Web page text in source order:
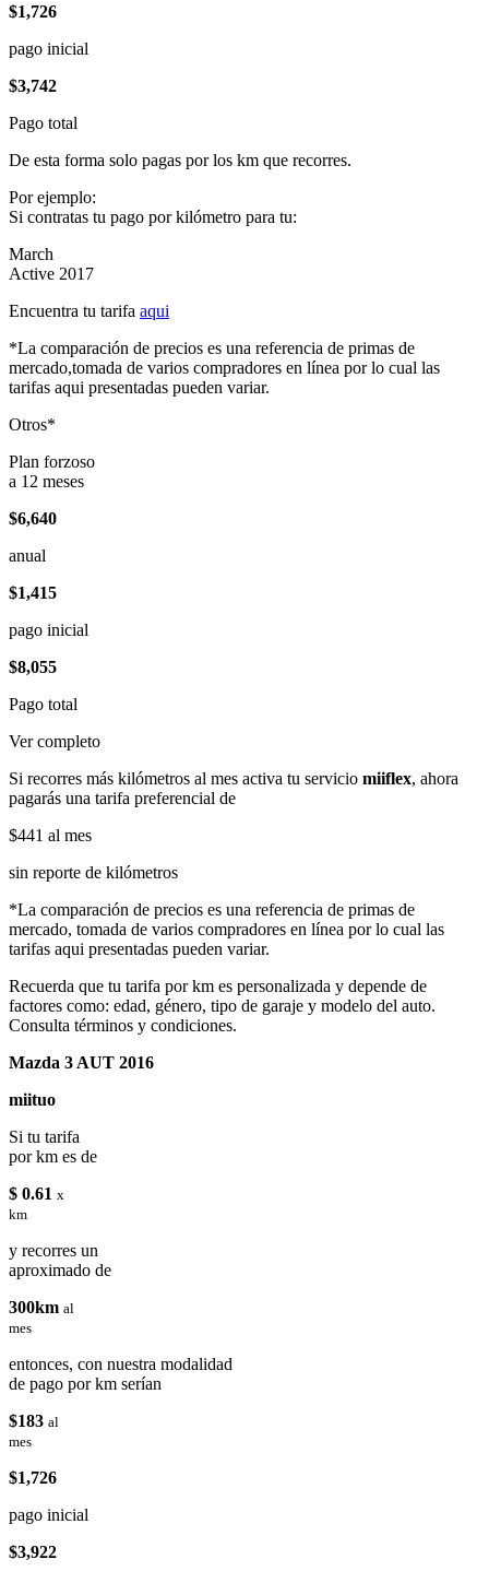
$1,726
pago inicial
$3,742
Pago total
De esta forma solo pagas por los km que recorres.
Por ejemplo:
Si contratas tu pago por kilómetro para tu:
March
Active 2017
Encuentra tu tarifa aqui
*La comparación de precios es una referencia de primas de
mercado,tomada de varios compradores en línea por lo cual las
tarifas aqui presentadas pueden variar.
Otros*
Plan forzoso
a 12 meses
$6,640
anual
$1,415
pago inicial
$8,055
Pago total
Ver completo
Si recorres más kilómetros al mes activa tu servicio miiflex, ahora
pagarás una tarifa preferencial de
$441 al mes
sin reporte de kilómetros
*La comparación de precios es una referencia de primas de
mercado, tomada de varios compradores en línea por lo cual las
tarifas aqui presentadas pueden variar.
Recuerda que tu tarifa por km es personalizada y depende de
factores como: edad, género, tipo de garaje y modelo del auto.
Consulta términos y condiciones.
Mazda 3 AUT 2016
miituo
Si tu tarifa
por km es de
$ 0.61 x
km
y recorres un
aproximado de
300km al
mes
entonces, con nuestra modalidad
de pago por km serían
$183 al
mes
$1,726
pago inicial
$3,922